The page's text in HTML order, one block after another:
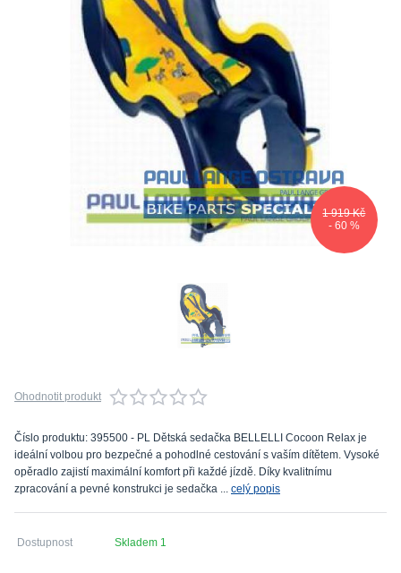
1 919 Kč
- 60 %
Ohodnotit produkt
Číslo produktu: 395500 - PL Dětská sedačka BELLELLI Cocoon Relax je
ideální volbou pro bezpečné a pohodlné cestování s vaším dítětem. Vysoké
opěradlo zajistí maximální komfort při každé jízdě. Díky kvalitnímu
zpracování a pevné konstrukci je sedačka ... celý popis
Dostupnost Skladem 1